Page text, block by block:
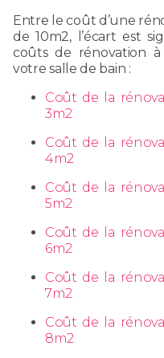
Entre le coût d’une
de 10m2, l’écart est
coûts de rénovation
votre salle de bain :
Coût de la
3m2
Coût de la
4m2
Coût de la
5m2
Coût de la
6m2
Coût de la
7m2
Coût de la
8m2